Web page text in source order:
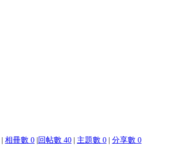
| 相冊數 0 |回帖數 40 | 主題數 0 | 分享數 0